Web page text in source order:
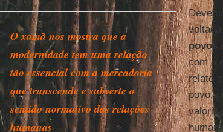
O xamã nos mostra que a
modernidade tem uma relação
tão essencial com a mercadoria
que transcende e subverte o
sentido normativo das relações
humanas
povos
com a
relato
povo,